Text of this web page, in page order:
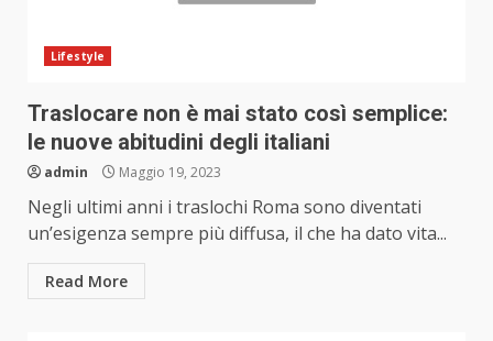
Lifestyle
Traslocare non è mai stato così semplice:
le nuove abitudini degli italiani
admin Maggio 19, 2023
Negli ultimi anni i traslochi Roma sono diventati
un’esigenza sempre più diffusa, il che ha dato vita...
Read More